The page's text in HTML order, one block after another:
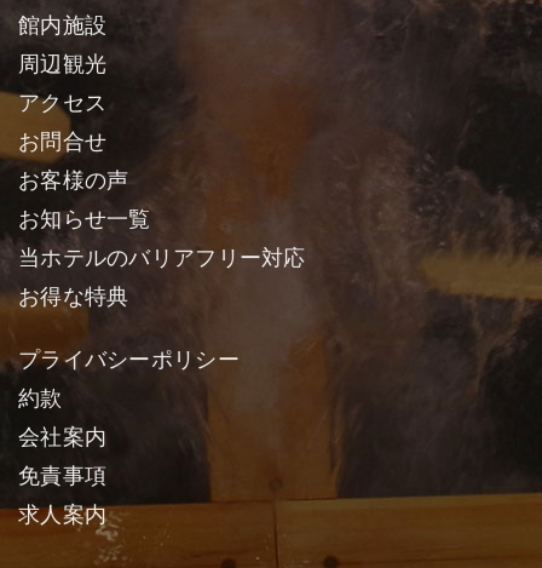
館内施設
周辺観光
アクセス
お問合せ
お客様の声
お知らせ一覧
当ホテルのバリアフリー対応
お得な特典
プライバシーポリシー
約款
会社案内
免責事項
求人案内